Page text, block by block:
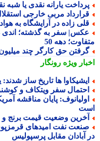
یارانه نقدی یا شبه نقدی
مربی خارجی استقلال
زاده در آرایشگاه به
سفر به گذشته؛ اندی در
دهه 50
حق کارگر چند میلیون
ویژهرونگار
ها تاریخ ساز شدند: یک
سفر ویتکاف و کوشنر
پایان مناقشه آمریکا
وضعیت قیمت برنج و
نفت امیدهای قرمزپوش
آبادان مقابل پرسپولیس